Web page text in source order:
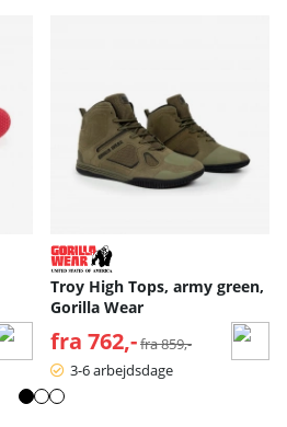
Troy High Tops, army green,
Gorilla Wear
fra 762,- Normalpris:
fra 859,-
3-6 arbejdsdage